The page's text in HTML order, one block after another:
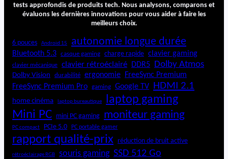
tests approfondis de produits tech. Nous analysons, comparons et
évaluons les dernières innovations pour vous aider à faire les
meilleurs choix.
6 pouces Android 15 autonomie longue durée
Bluetooth 5.3 casque gaming charge rapide clavier gaming
clavier mécanique clavier rétroéclairé DDR5 Dolby Atmos
Dolby Vision durabilité ergonomie
FreeSync Premium
FreeSync Premium Pro
gaming Google TV HDMI 2.1
home cinéma laptop bureautique laptop gaming
Mini PC mini PC gaming moniteur gaming
PC compact PCIe 5.0 PC portable gamer
rapport qualité-prix réduction de bruit active
rétroéclairage RGB souris gaming SSD 512 Go